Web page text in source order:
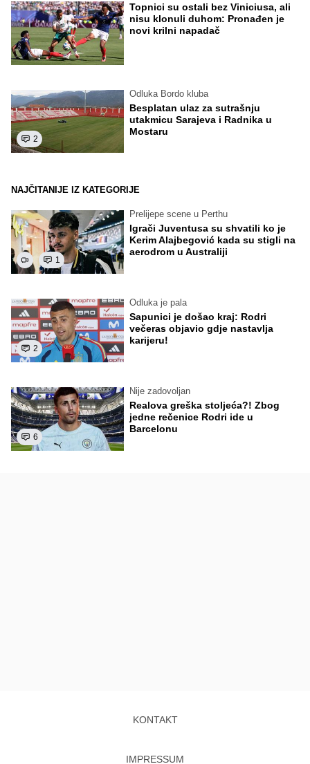
Topnici su ostali bez Viniciusa, ali
nisu klonuli duhom: Pronađen je
novi krilni napadač
2
Odluka Bordo kluba
Besplatan ulaz za sutrašnju
utakmicu Sarajeva i Radnika u
Mostaru
NAJČITANIJE IZ KATEGORIJE
1
Prelijepe scene u Perthu
Igrači Juventusa su shvatili ko je
Kerim Alajbegović kada su stigli na
aerodrom u Australiji
2
Odluka je pala
Sapunici je došao kraj: Rodri
večeras objavio gdje nastavlja
karijeru!
6
Nije zadovoljan
Realova greška stoljeća?! Zbog
jedne rečenice Rodri ide u
Barcelonu
KONTAKT
IMPRESSUM